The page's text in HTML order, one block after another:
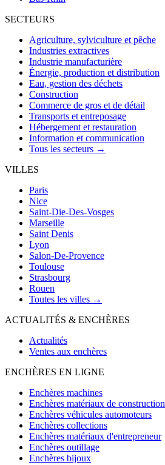
SECTEURS
Agriculture, sylviculture et pêche
Industries extractives
Industrie manufacturière
Énergie, production et distribution
Eau, gestion des déchets
Construction
Commerce de gros et de détail
Transports et entreposage
Hébergement et restauration
Information et communication
Tous les secteurs →
VILLES
Paris
Nice
Saint-Die-Des-Vosges
Marseille
Saint Denis
Lyon
Salon-De-Provence
Toulouse
Strasbourg
Rouen
Toutes les villes →
ACTUALITÉS & ENCHÈRES
Actualités
Ventes aux enchères
ENCHÈRES EN LIGNE
Enchères machines
Enchères matériaux de construction
Enchères véhicules automoteurs
Enchères collections
Enchères matériaux d'entrepreneur
Enchères outillage
Enchères bijoux